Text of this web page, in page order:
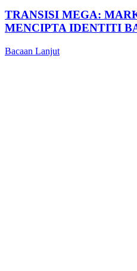
TRANSISI MEGA:
MENCIPTA IDENTITI
Bacaan Lanjut